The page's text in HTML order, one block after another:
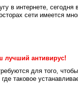
в интернете, сегодня
сети имеется
лучший антивирус!
для того,
таковое